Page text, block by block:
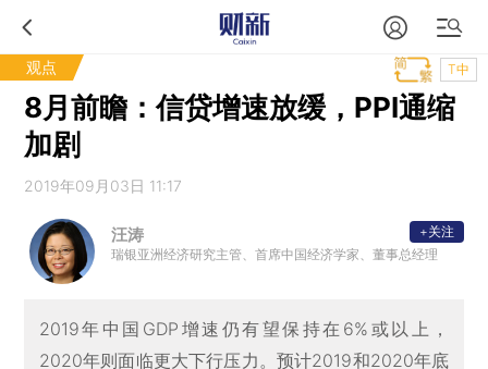
观点 T中
8月前瞻：信贷增速放缓，PPI通缩
加剧
2019年09月03日 11:17
汪涛
瑞银亚洲经济研究主管、首席中国经济学家、董事总经理
+关注
2019年中国GDP增速仍有望保持在6%或以上，
2020年则面临更大下行压力。预计2019和2020年底